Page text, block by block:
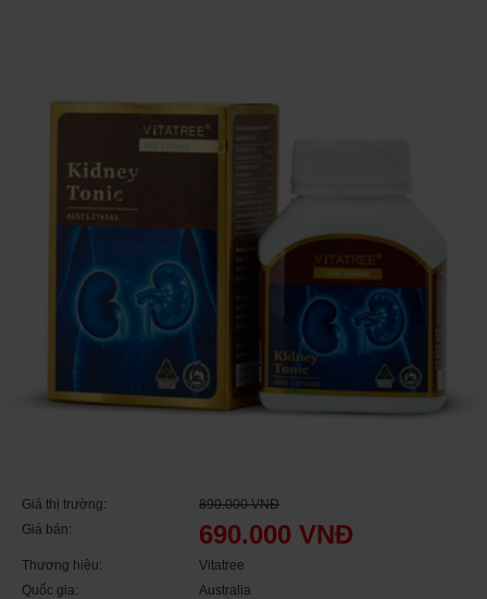
Giá thị trường:
890.000 VNĐ
Giá bán:
690.000 VNĐ
Thương hiệu:
Vitatree
Quốc gia:
Australia